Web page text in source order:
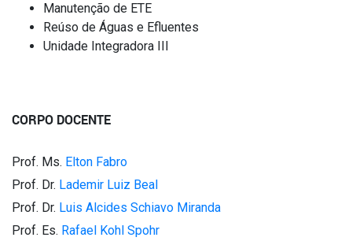
Manutenção de ETE
Reúso de Águas e Efluentes
Unidade Integradora III
CORPO DOCENTE
Prof. Ms. Elton Fabro
Prof. Dr. Lademir Luiz Beal
Prof. Dr. Luis Alcides Schiavo Miranda
Prof. Es. Rafael Kohl Spohr